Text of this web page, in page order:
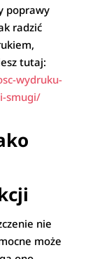
poprawy
radzić
tutaj:
wydruku-
smugi/
nie
może